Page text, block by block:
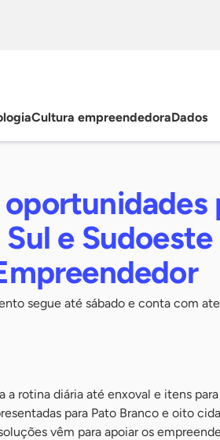
Cultura empreendedoraDados
e
segue até sábado e conta com
a rotina diária até enxoval e itens
para Pato Branco e oito
vêm para apoiar os